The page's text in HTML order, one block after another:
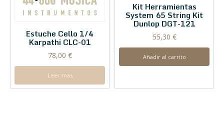
Estuche Cello 1/4
Karpathi CLC-01
78,00 €
Leer más
Kit Herramientas
System 65 String Kit
Dunlop DGT-121
55,30 €
Añadir al carrito